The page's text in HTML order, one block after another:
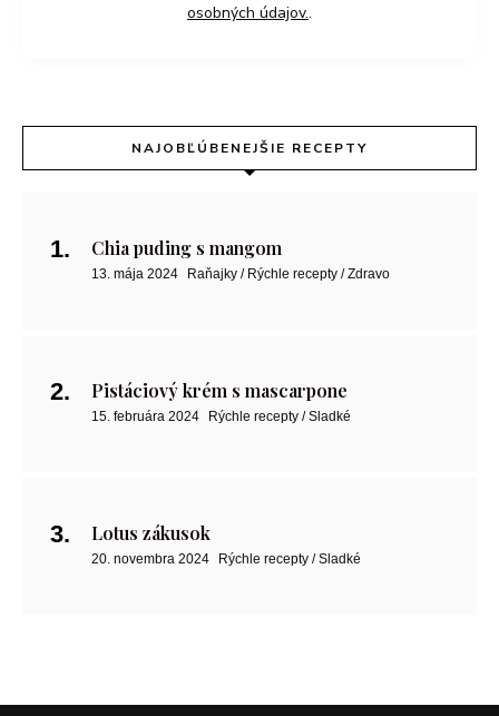
osobných údajov..
NAJOBĽÚBENEJŠIE RECEPTY
Chia puding s mangom
13. mája 2024 Raňajky / Rýchle recepty / Zdravo
Pistáciový krém s mascarpone
15. februára 2024 Rýchle recepty / Sladké
Lotus zákusok
20. novembra 2024 Rýchle recepty / Sladké